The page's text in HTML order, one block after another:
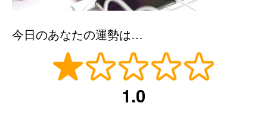
今日のあなたの運勢は…
1.0